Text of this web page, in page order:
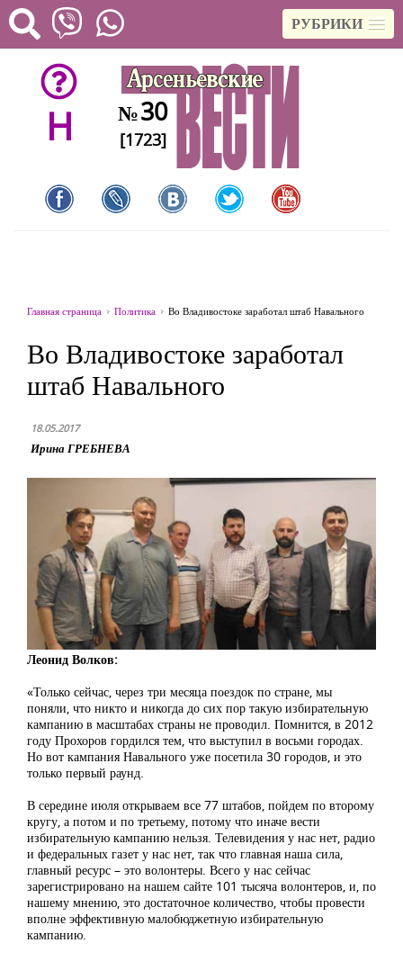
РУБРИКИ
H №30
[1723]
Главная страница Политика Во Владивостоке заработал штаб Навального
Во Владивостоке заработал
штаб Навального
18.05.2017
Ирина ГРЕБНЕВА
Леонид Волков:
«Только сейчас, через три месяца поездок по стране, мы
поняли, что никто и никогда до сих пор такую избирательную
кампанию в масштабах страны не проводил. Помнится, в 2012
году Прохоров гордился тем, что выступил в восьми городах.
Но вот кампания Навального уже посетила 30 городов, и это
только первый раунд.
В середине июля открываем все 77 штабов, пойдем по второму
кругу, а потом и по третьему, потому что иначе вести
избирательную кампанию нельзя. Телевидения у нас нет, радио
и федеральных газет у нас нет, так что главная наша сила,
главный ресурс – это волонтеры. Всего у нас сейчас
зарегистрировано на нашем сайте 101 тысяча волонтеров, и, по
нашему мнению, это достаточное количество, чтобы провести
вполне эффективную малобюджетную избирательную
кампанию.